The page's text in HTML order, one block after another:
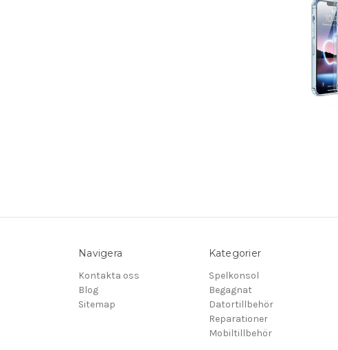
Navigera
Kontakta oss
Blog
Sitemap
Kategorier
Spelkonsol
Begagnat
Datortillbehör
Reparationer
Mobiltillbehör